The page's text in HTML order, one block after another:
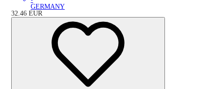
GERMANY
32.46 EUR